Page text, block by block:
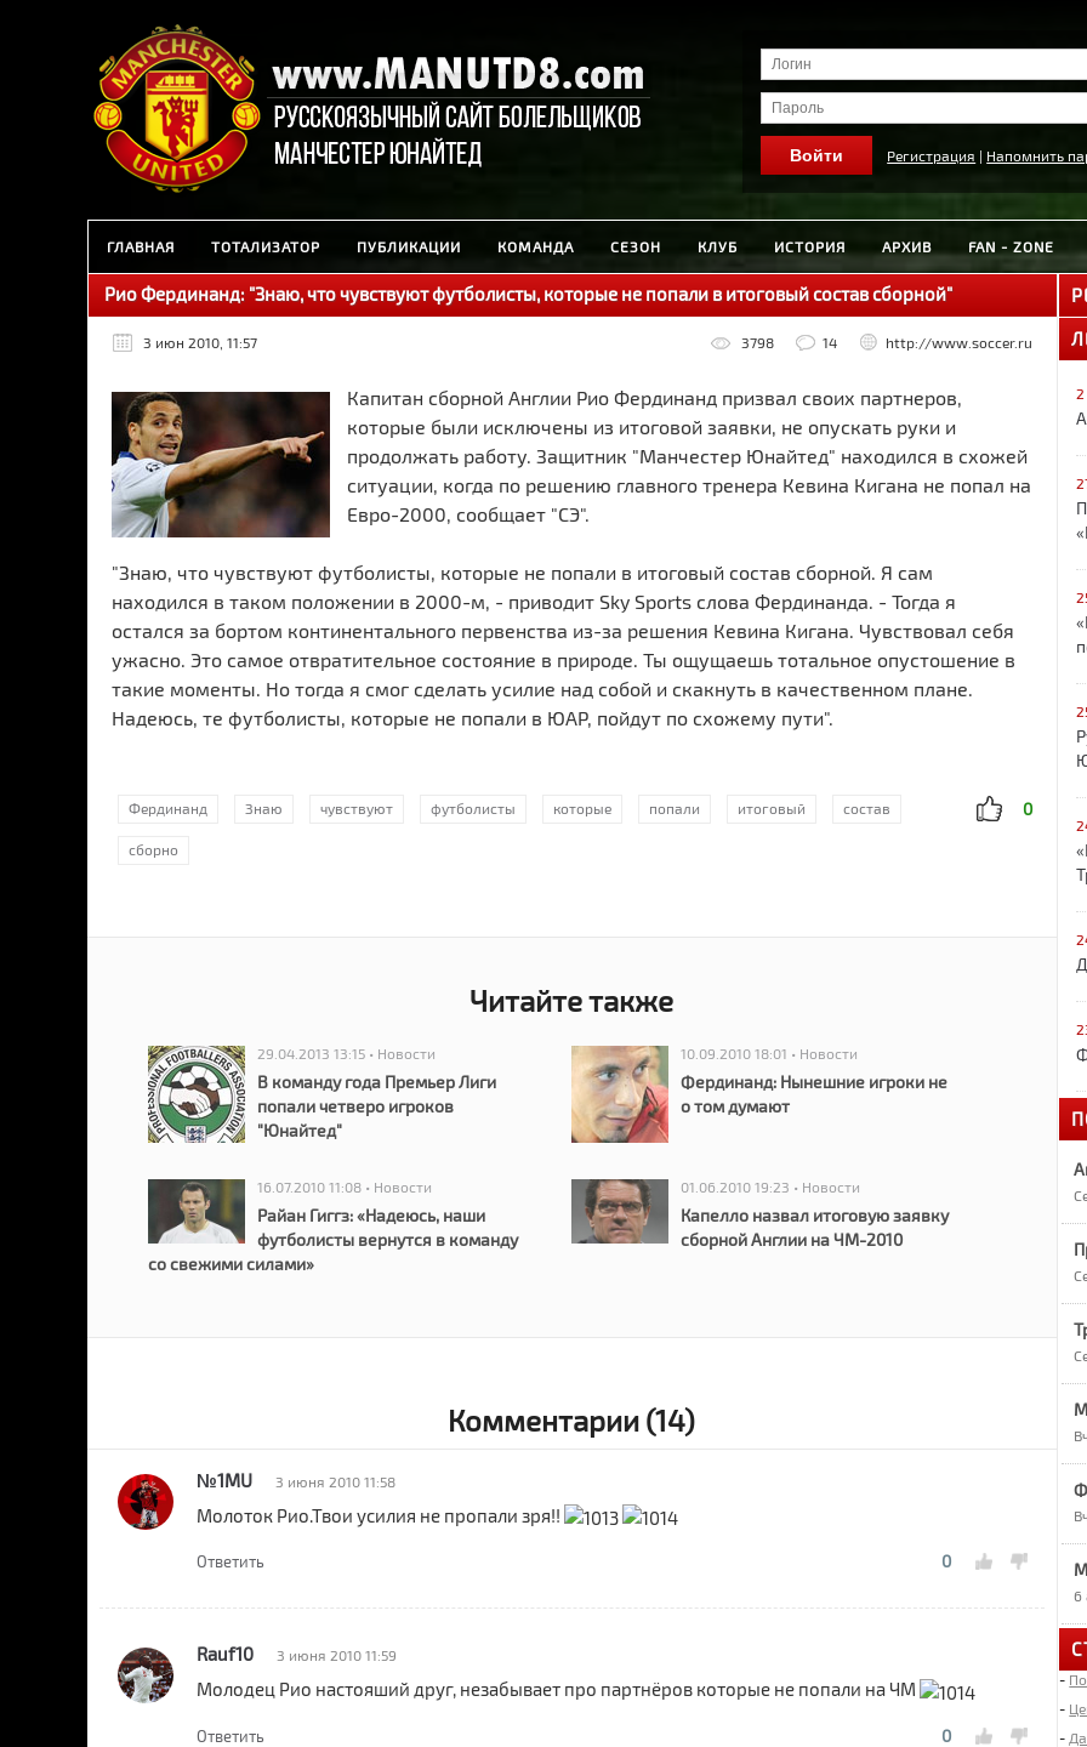
Регистрация | Напомнить
ГЛАВНАЯ ТОТАЛИЗАТОР ПУБЛИКАЦИИ КОМАНДА СЕЗОН КЛУБ ИСТОРИЯ АРХИВ FAN - ZONE
Рио Фердинанд: "Знаю, что чувствуют футболисты, которые не попали в итоговый состав сборной"
3 июн 2010, 11:57 3798 14 http://www.soccer.ru
Капитан сборной Англии Рио Фердинанд призвал своих партнеров,
которые были исключены из итоговой заявки, не опускать руки и
продолжать работу. Защитник "Манчестер Юнайтед" находился в схожей
ситуации, когда по решению главного тренера Кевина Кигана не попал на
Eвро-2000, сообщает "СЭ".
"Знаю, что чувствуют футболисты, которые не попали в итоговый состав сборной. Я сам
находился в таком положении в 2000-м, - приводит Sky Sports слова Фердинанда. - Тогда я
остался за бортом континентального первенства из-за решения Кевина Кигана. Чувствовал себя
ужасно. Это самое отвратительное состояние в природе. Ты ощущаешь тотальное опустошение в
такие моменты. Но тогда я смог сделать усилие над собой и скакнуть в качественном плане.
Надеюсь, те футболисты, которые не попали в ЮАР, пойдут по схожему пути".
Фердинанд Знаю чувствуют футболисты которые попали итоговый состав
сборно
0
Читайте также
29.04.2013 13:15 • Новости
В команду года Премьер Лиги
попали четверо игроков
"Юнайтед"
10.09.2010 18:01 • Новости
Фердинанд: Нынешние игроки не
о том думают
16.07.2010 11:08 • Новости
Райан Гиггз: «Надеюсь, наши
футболисты вернутся в команду
со свежими силами»
01.06.2010 19:23 • Новости
Капелло назвал итоговую заявку
сборной Англии на ЧМ-2010
Комментарии (14)
№1MU 3 июня 2010 11:58
Молоток Рио.Твои усилия не пропали зря!!
Ответить 0
Rauf10 3 июня 2010 11:59
Молодец Рио настояший друг, незабывает про партнёров которые не попали на ЧМ
Ответить 0
2
9
6
6
-
-
-